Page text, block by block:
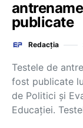
publicate
Redacția
Testele de
fost publicate
de Politici și
Educației.